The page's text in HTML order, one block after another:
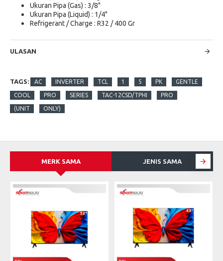
Ukuran Pipa (Gas) : 3/8"
Ukuran Pipa (Liquid) : 1/4"
Refrigerant / Charge : R32 / 400 Gr
ULASAN
TAGS: AC INVERTER TCL 1 5 PK GENTLE
COOL PRO SERIES TAC-12CSD/TPHI PRO
(UNIT ONLY)
MERK SAMA JENIS SAMA